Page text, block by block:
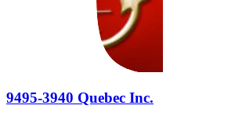
9495-3940 Quebec Inc.